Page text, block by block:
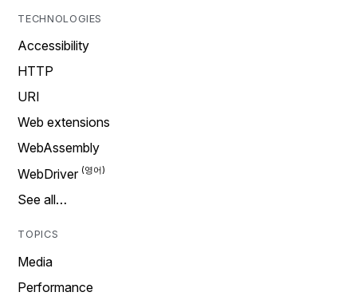
TECHNOLOGIES
Accessibility
HTTP
URI
Web extensions
WebAssembly
WebDriver
See all…
TOPICS
Media
Performance